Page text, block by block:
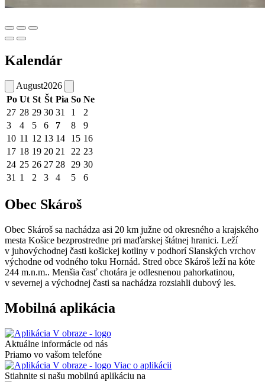
Kalendár
August2026
Po Ut St Št Pia So Ne
27 28 29 30 31 1
2
3
4 5 6 7 8
9
10 11 12 13 14 15 16
17 18 19 20 21 22 23
24 25 26 27 28 29 30
31 1 2 3 4 5 6
Obec Skároš
Obec Skároš sa nachádza asi 20 km južne od okresného a krajského
mesta Košice bezprostredne pri maďarskej štátnej hranici. Leží
v juhovýchodnej časti košickej kotliny v podhorí Slanských vrchov
východne od vodného toku Hornád. Stred obce Skároš leží na kóte
244 m.n.m.. Menšia časť chotára je odlesnenou pahorkatinou,
v severnej a východnej časti sa nachádza rozsiahli dubový les.
Mobilná aplikácia
Aktuálne informácie od nás
Priamo vo vašom telefóne
Viac o aplikácii
Stiahnite si našu mobilnú aplikáciu na